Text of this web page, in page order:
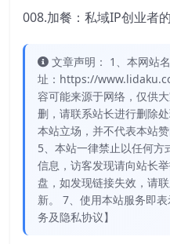
008.加餐：私域IP创业者
文章声明： 1、本网站
址：https://
容可能来源于网络，仅供
删，请联系站长进行删除
本站立场，并不代表本站
5、本站一律禁止以任何方
信息，访客发现请向站长
盘，如发现链接失效，请
新。 7、使用本站服务即
务及隐私协议】